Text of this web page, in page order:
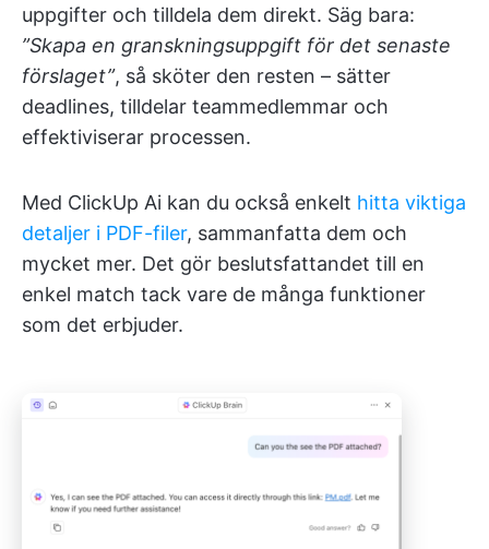
uppgifter och tilldela dem direkt. Säg bara:
”Skapa en granskningsuppgift för det senaste
förslaget”, så sköter den resten – sätter
deadlines, tilldelar teammedlemmar och
effektiviserar processen.
Med ClickUp Ai kan du också enkelt hitta viktiga
detaljer i PDF-filer, sammanfatta dem och
mycket mer. Det gör beslutsfattandet till en
enkel match tack vare de många funktioner
som det erbjuder.